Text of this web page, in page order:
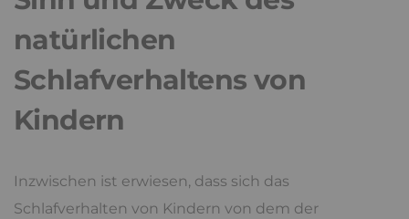
natürlichen
Schlafverhaltens von
Kindern
Inzwischen ist erwiesen, dass sich das
Schlafverhalten von Kindern von dem der